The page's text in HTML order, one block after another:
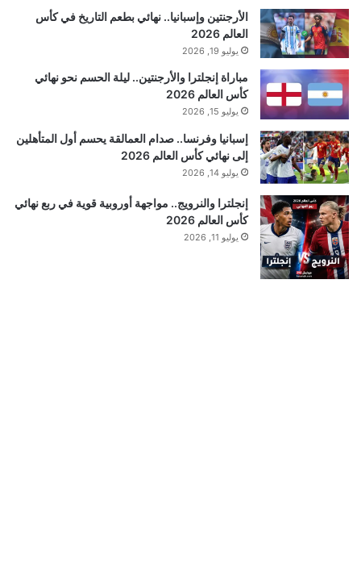
الأرجنتين وإسبانيا.. نهائي بطعم التاريخ في كأس
العالم 2026
يوليو 19, 2026
مباراة إنجلترا والأرجنتين.. ليلة الحسم نحو نهائي
كأس العالم 2026
يوليو 15, 2026
إسبانيا وفرنسا.. صدام العمالقة يحسم أول المتأهلين
إلى نهائي كأس العالم 2026
يوليو 14, 2026
إنجلترا والنرويج.. مواجهة أوروبية قوية في ربع نهائي
كأس العالم 2026
يوليو 11, 2026